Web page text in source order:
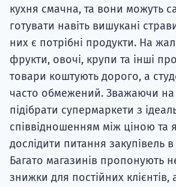
кухня смачна, та вони можуть
готувати навіть вишукані
них є потрібні продукти. На
фрукти, овочі, крупи та інші
товари коштують дорого, а
часто обмежений. Зважаючи на
підібрати супермаркети з
співвідношенням між ціною та
дослідити питання закупівель в
Багато магазинів пропонують
знижки для постійних клієнтів,